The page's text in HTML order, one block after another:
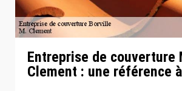
Entreprise de couverture
Clement : une référence